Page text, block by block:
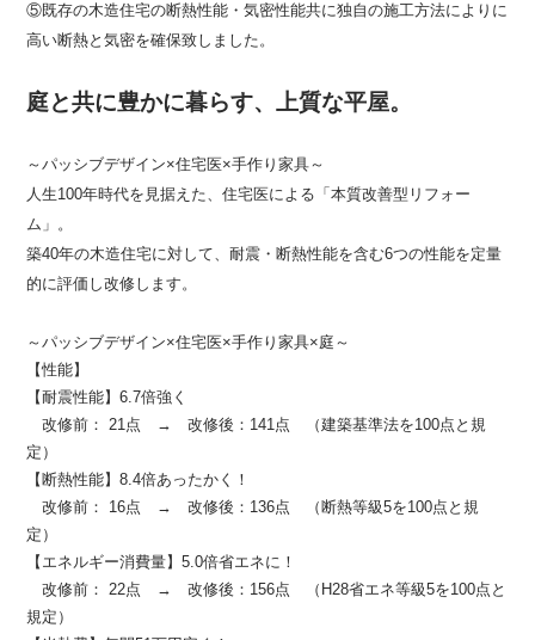
⑤既存の木造住宅の断熱性能・気密性能共に独自の施工方法によりに
高い断熱と気密を確保致しました。
庭と共に豊かに暮らす、上質な平屋。
～パッシブデザイン×住宅医×手作り家具～
人生100年時代を見据えた、住宅医による「本質改善型リフォー
ム」。
築40年の木造住宅に対して、耐震・断熱性能を含む6つの性能を定量
的に評価し改修します。
～パッシブデザイン×住宅医×手作り家具×庭～
【性能】
【耐震性能】6.7倍強く
改修前： 21点 → 改修後：141点 （建築基準法を100点と規
定）
【断熱性能】8.4倍あったかく！
改修前： 16点 → 改修後：136点 （断熱等級5を100点と規
定）
【エネルギー消費量】5.0倍省エネに！
改修前： 22点 → 改修後：156点 （H28省エネ等級5を100点と
規定）